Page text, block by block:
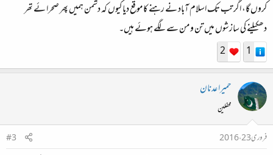
کروں گا، اگر تب تک اسلام آباد نے رہنے کا موقع دیا کیوں کہ دشمن ہمیں پھر صحرا ئے تھر
دھکیلنے کی سازشوں میں تن و من سے لگے ہوئے ہیں۔
1
2
حمیرا عدنان
محفلین
فروری 23، 2016
#3